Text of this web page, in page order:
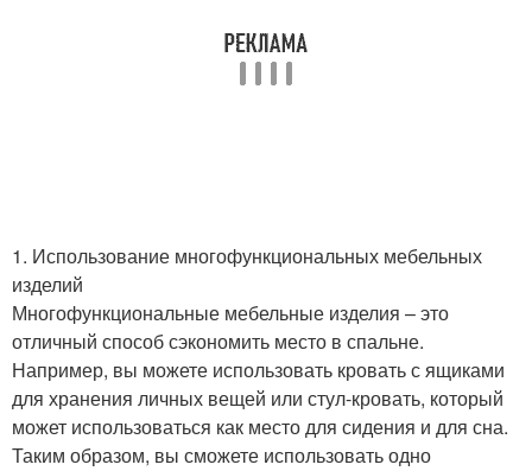
1. Использование многофункциональных мебельных
изделий
Многофункциональные мебельные изделия – это
отличный способ сэкономить место в спальне.
Например, вы можете использовать кровать с ящиками
для хранения личных вещей или стул-кровать, который
может использоваться как место для сидения и для сна.
Таким образом, вы сможете использовать одно